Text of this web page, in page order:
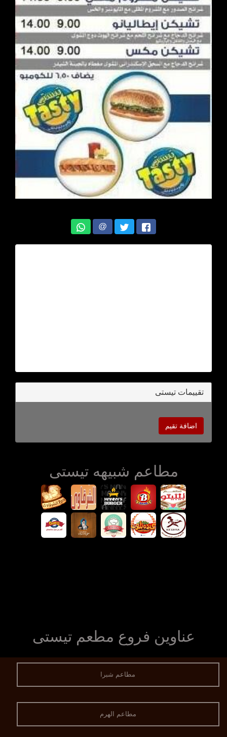
@
تقييمات تيستى
اضافة تقيم
مطاعم شبيهه تيستى
عناوين فروع مطعم تيستى
مطاعم شبرا
مطاعم الهرم